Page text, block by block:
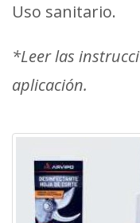
Uso sanitario.
*Leer las
aplicación.